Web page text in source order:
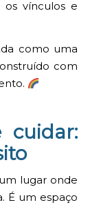
os vínculos e
como uma
com
cuidar:
lugar onde
É um espaço